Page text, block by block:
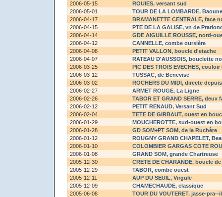
2006-05-15
ROUIES, versant sud
2006-05-01
TOUR DE LA LOMBARDE,
2006-04-17
BRAMANETTE CENTRALE, face
2006-04-15
PTE DE LA GALISE, vn de
2006-04-14
GDE AIGUILLE ROUSSE, nord-
2006-04-12
CANNELLE, combe oursière
2006-04-08
PETIT VALLON, boucle d'etache
2006-04-07
RATEAU D'AUSSOIS, bouclette
2006-03-25
PIC DES TROIS EVECHES, couloir
2006-03-12
TUSSAC, de Benevise
2006-03-02
ROCHERS DU MIDI, directe
2006-02-27
ARMET ROUGE, La Ligne
2006-02-26
TABOR ET GRAND SERRE, deux
2006-02-12
PETIT RENAUD, Versant Sud
2006-02-04
TETE DE GIRBAUT, ouest en
2006-01-29
MOUCHEROTTE, sud-ouest en
2006-01-28
GD SOM+PT SOM, de la Ruchère
2006-01-12
ROUGNY GRAND CHAPELET,
2006-01-10
COLOMBIER GARGAS COTE
2006-01-08
GRAND SOM, grande Chartreuse
2005-12-30
CRETE DE CHARANDE, boucle
2005-12-29
TABOR, combe ouest
2005-12-11
AUP DU SEUIL, Virgule
2005-12-09
CHAMECHAUDE, classique
2005-06-08
TOUR DU VOUTERET, jasse-pra--